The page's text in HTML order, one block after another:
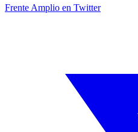
Frente Amplio en Twitter